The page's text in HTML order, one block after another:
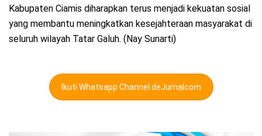
Kabupaten Ciamis diharapkan terus menjadi kekuatan sosial
yang membantu meningkatkan kesejahteraan masyarakat di
seluruh wilayah Tatar Galuh. (Nay Sunarti)
Ikuti Whatsapp Channel deJurnalcom